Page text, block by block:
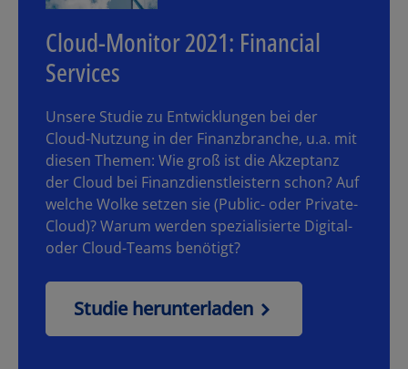
Cloud-Monitor 2021: Financial
Services
Unsere Studie zu Entwicklungen bei der
Cloud-Nutzung in der Finanzbranche, u.a. mit
diesen Themen: Wie groß ist die Akzeptanz
der Cloud bei Finanzdienstleistern schon? Auf
welche Wolke setzen sie (Public- oder Private-
Cloud)? Warum werden spezialisierte Digital-
oder Cloud-Teams benötigt?
Studie herunterladen